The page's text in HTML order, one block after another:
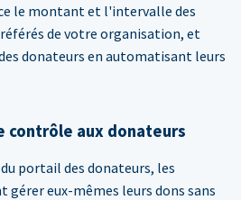
le montant et l'intervalle des
de votre organisation, et
donateurs en automatisant leurs
contrôle aux donateurs
portail des donateurs, les
gérer eux-mêmes leurs dons sans